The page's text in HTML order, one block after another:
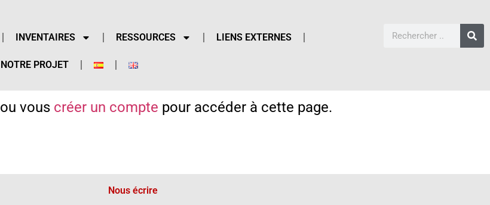
INVENTAIRES RESSOURCES LIENS EXTERNES
NOTRE PROJET
ou vous créer un compte pour accéder à cette page.
Nous écrire